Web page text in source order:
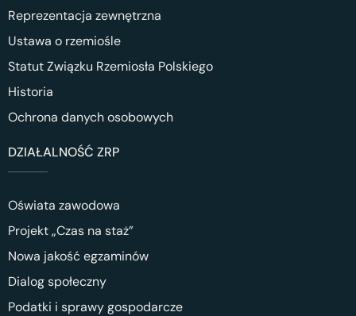
Reprezentacja zewnętrzna
Ustawa o rzemiośle
Statut Związku Rzemiosła Polskiego
Historia
Ochrona danych osobowych
DZIAŁALNOŚĆ ZRP
Oświata zawodowa
Projekt „Czas na staż”
Nowa jakość egzaminów
Dialog społeczny
Podatki i sprawy gospodarcze